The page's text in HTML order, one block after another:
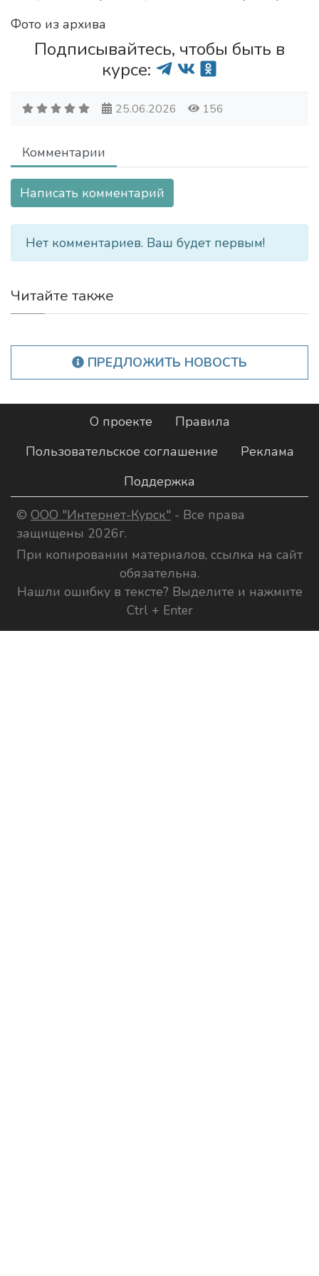
Фото из архива
Подписывайтесь, чтобы быть в
курсе:
25.06.2026 156
Комментарии
Написать комментарий
Нет комментариев. Ваш будет первым!
Читайте также
ПРЕДЛОЖИТЬ НОВОСТЬ
О проекте
Правила
Пользовательское соглашение
Реклама
Поддержка
© ООО "Интернет-Курск" - Все права
защищены 2026г.
При копировании материалов, ссылка на сайт
обязательна.
Нашли ошибку в тексте? Выделите и нажмите
Ctrl + Enter